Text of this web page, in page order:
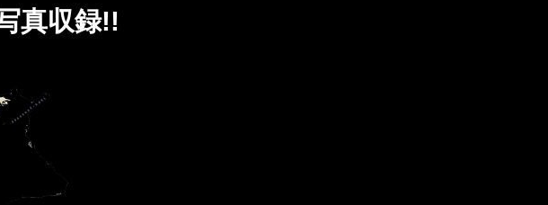
真収録!!